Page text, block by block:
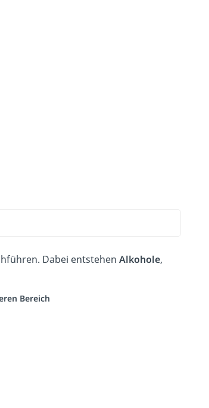
Dabei entstehen Alkohole,
Bereich